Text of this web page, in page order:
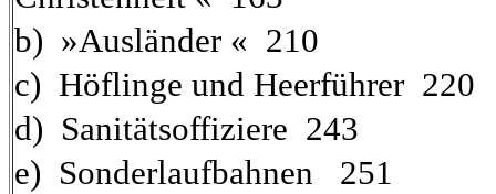
b) »Ausländer « 210
c) Höflinge und Heerführer 220
d) Sanitätsoffiziere 243
e) Sonderlaufbahnen 251